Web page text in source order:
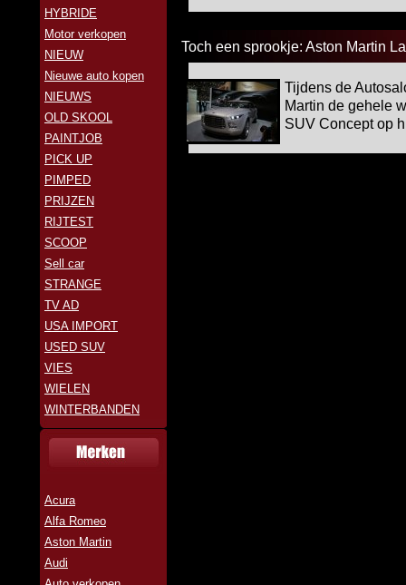
HYBRIDE
Motor verkopen
NIEUW
Nieuwe auto kopen
NIEUWS
OLD SKOOL
PAINTJOB
PICK UP
PIMPED
PRIJZEN
RIJTEST
SCOOP
Sell car
STRANGE
TV AD
USA IMPORT
USED SUV
VIES
WIELEN
WINTERBANDEN
Acura
Alfa Romeo
Aston Martin
Audi
Toch een sprookje: Aston Martin
Tijdens de
Martin de gehele
SUV Concept op